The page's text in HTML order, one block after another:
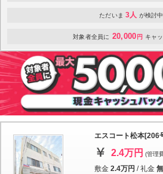
ただいま 3人 が検討中
対象者全員に 20,000 円 キャ
エスコート松本[206
2.4万円 (管理
敷金 2.4万円 /礼金